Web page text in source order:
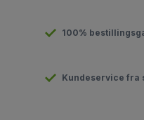
100%
Kundeservice fra